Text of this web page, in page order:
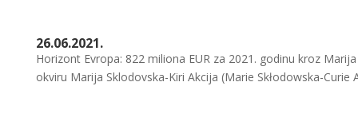
26.06.2021.
Horizont Evropa: 822 miliona EUR za 2021. godinu kroz
okviru Marija Sklodovska-Kiri Akcija (Marie Skłodowska-